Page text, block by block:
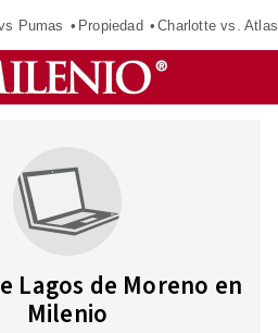
Pumas Propiedad Charlotte vs. Atlas
Lagos de Moreno en
Milenio